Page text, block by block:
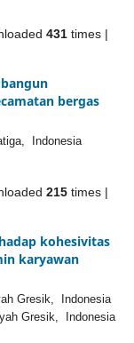
431 times |
bergas
Indonesia
215 times |
kohesivitas
karyawan
Gresik, Indonesia
Gresik, Indonesia